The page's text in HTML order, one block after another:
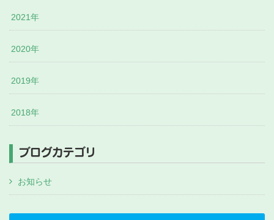
2021年
2020年
2019年
2018年
ブログカテゴリ
お知らせ